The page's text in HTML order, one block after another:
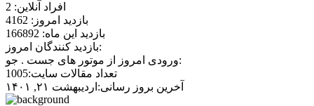
افراد آنلاین: 2
بازدید امروز: 4162
بازدید این ماه: 166892
بازدید کنندگان امروز:
ورودی امروز از موتور های جست . جو:
تعداد مقالات سایت:1005
آخرین بروز رسانی:اردیبهشت ۲۱, ۱۴۰۱